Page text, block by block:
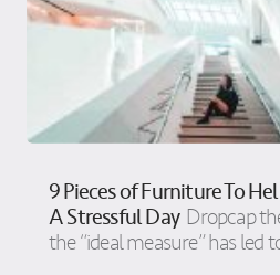
9 Pieces of Furniture To
A Stressful Day Dropcap
the “ideal measure” has led